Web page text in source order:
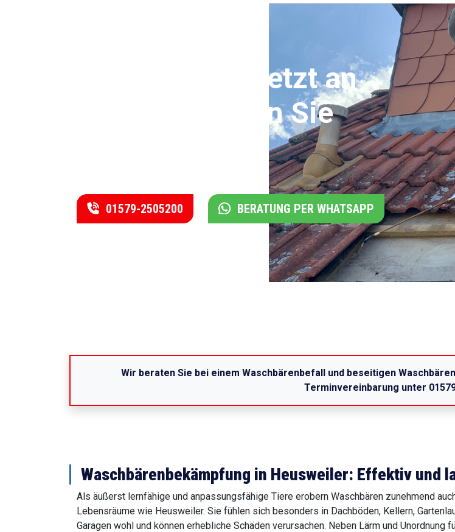
Rufen Sie uns jetzt an
und vereinbaren Sie
01579-2505200 BERATUNG PER WHATSAPP
Wir beraten Sie bei einem Waschbärenbefall und beseitigen
Terminvereinbarung unter
Waschbärenbekämpfung in Heusweiler: Effektiv und
Als äußerst lernfähige und anpassungsfähige Tiere erobern Waschbären zunehmend
Lebensräume wie Heusweiler. Sie fühlen sich besonders in Dachböden, Kellern,
Garagen wohl und können erhebliche Schäden verursachen. Neben Lärm und Unordnung